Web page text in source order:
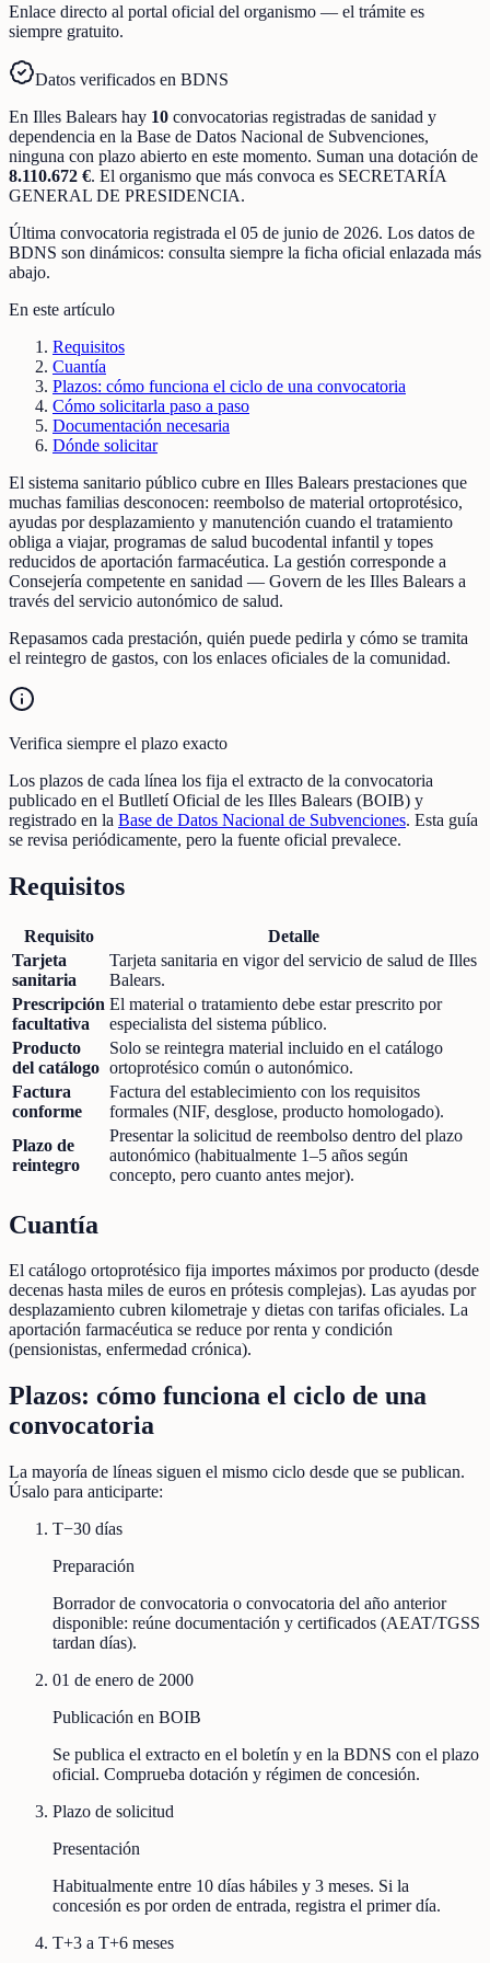
Enlace directo al portal oficial del organismo — el trámite es
siempre gratuito.
Datos verificados en BDNS
En Illes Balears hay 10 convocatorias registradas de sanidad y
dependencia en la Base de Datos Nacional de Subvenciones,
ninguna con plazo abierto en este momento. Suman una dotación de
8.110.672 €. El organismo que más convoca es SECRETARÍA
GENERAL DE PRESIDENCIA.
Última convocatoria registrada el 05 de junio de 2026. Los datos de
BDNS son dinámicos: consulta siempre la ficha oficial enlazada más
abajo.
En este artículo
Requisitos
Cuantía
Plazos: cómo funciona el ciclo de una convocatoria
Cómo solicitarla paso a paso
Documentación necesaria
Dónde solicitar
El sistema sanitario público cubre en Illes Balears prestaciones que
muchas familias desconocen: reembolso de material ortoprotésico,
ayudas por desplazamiento y manutención cuando el tratamiento
obliga a viajar, programas de salud bucodental infantil y topes
reducidos de aportación farmacéutica. La gestión corresponde a
Consejería competente en sanidad — Govern de les Illes Balears a
través del servicio autonómico de salud.
Repasamos cada prestación, quién puede pedirla y cómo se tramita
el reintegro de gastos, con los enlaces oficiales de la comunidad.
Verifica siempre el plazo exacto
Los plazos de cada línea los fija el extracto de la convocatoria
publicado en el Butlletí Oficial de les Illes Balears (BOIB) y
registrado en la Base de Datos Nacional de Subvenciones. Esta guía
se revisa periódicamente, pero la fuente oficial prevalece.
Requisitos
Requisito
Detalle
Tarjeta
sanitaria
Tarjeta sanitaria en vigor del servicio de salud de Illes
Balears.
Prescripción
facultativa
El material o tratamiento debe estar prescrito por
especialista del sistema público.
Producto
del catálogo
Solo se reintegra material incluido en el catálogo
ortoprotésico común o autonómico.
Factura
conforme
Factura del establecimiento con los requisitos
formales (NIF, desglose, producto homologado).
Plazo de
reintegro
Presentar la solicitud de reembolso dentro del plazo
autonómico (habitualmente 1–5 años según
concepto, pero cuanto antes mejor).
Cuantía
El catálogo ortoprotésico fija importes máximos por producto (desde
decenas hasta miles de euros en prótesis complejas). Las ayudas por
desplazamiento cubren kilometraje y dietas con tarifas oficiales. La
aportación farmacéutica se reduce por renta y condición
(pensionistas, enfermedad crónica).
Plazos: cómo funciona el ciclo de una
convocatoria
La mayoría de líneas siguen el mismo ciclo desde que se publican.
Úsalo para anticiparte:
T−30 días
Preparación
Borrador de convocatoria o convocatoria del año anterior
disponible: reúne documentación y certificados (AEAT/TGSS
tardan días).
01 de enero de 2000
Publicación en BOIB
Se publica el extracto en el boletín y en la BDNS con el plazo
oficial. Comprueba dotación y régimen de concesión.
Plazo de solicitud
Presentación
Habitualmente entre 10 días hábiles y 3 meses. Si la
concesión es por orden de entrada, registra el primer día.
T+3 a T+6 meses